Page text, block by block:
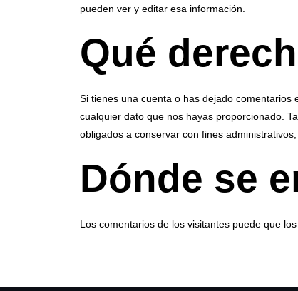
pueden ver y editar esa información.
Qué
Si tienes una cuenta o has dejado
cualquier dato que nos hayas proporcionado.
obligados a conservar con fines
Dónde se
Los comentarios de los visitantes puede que